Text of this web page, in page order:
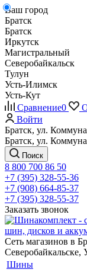
Ваш город
Братск
Братск
Иркутск
Магистральный
Северобайкальск
Тулун
Усть-Илимск
Усть-Кут
Сравнение0
Войти
Братск, ул.
Братск, ул.
Поиск
8 800 700 86 50
+7 (395) 328-55-36
+7 (908) 664-85-37
+7 (395) 328-55-37
Заказать звонок
Сеть магазинов в
Шины